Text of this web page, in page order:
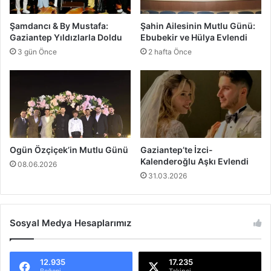
l
ı
i
Y
a
s
a
B
a
i
O
e
Şamdancı & By Mustafa:
Gaziantep Yıldızlarla Doldu
3 gün Önce
Şahin Ailesinin Mutlu Günü:
Ebubekir ve Hülya Evlendi
2 hafta Önce
Ogün Özçiçek’in Mutlu Günü
08.06.2026
Gaziantep’te İzci-
Kalenderoğlu Aşkı Evlendi
31.03.2026
Sosyal Medya Hesaplarımız
12.935 17.235